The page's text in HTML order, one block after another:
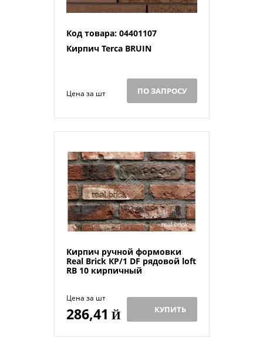
Код товара: 04401107
Кирпич Terca BRUIN
Цена за шт ПО ЗАПРОСУ
Кирпич ручной формовки
Real Brick КР/1 DF рядовой loft
RB 10 кирпичный
Цена за шт
286,41 Й КУПИТЬ